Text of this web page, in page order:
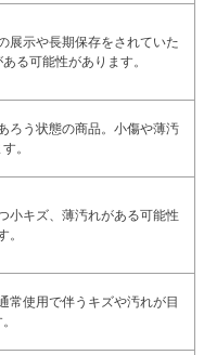
展示や長期保存をされていた
る可能性があります。
ろう状態の商品。小傷や薄汚
。
小キズ、薄汚れがある可能性
。
常使用で伴うキズや汚れが目